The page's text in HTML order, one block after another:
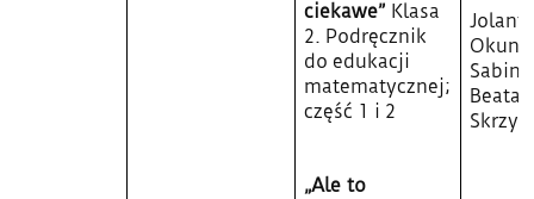
ciekawe” Klasa
2. Podręcznik
do edukacji
matematycznej;
część 1 i 2
„Ale to
Jolanta
Beata